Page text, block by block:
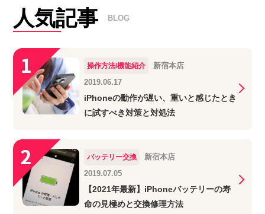
人気記事 BLOG
操作方法/機能紹介
新宿本店
2019.06.17
iPhoneの動作が遅い、重いと感じたとき
に試すべき対策と対処法
バッテリー交換
新宿本店
2019.07.05
【2021年最新】iPhoneバッテリーの寿
命の見極めと交換修理方法